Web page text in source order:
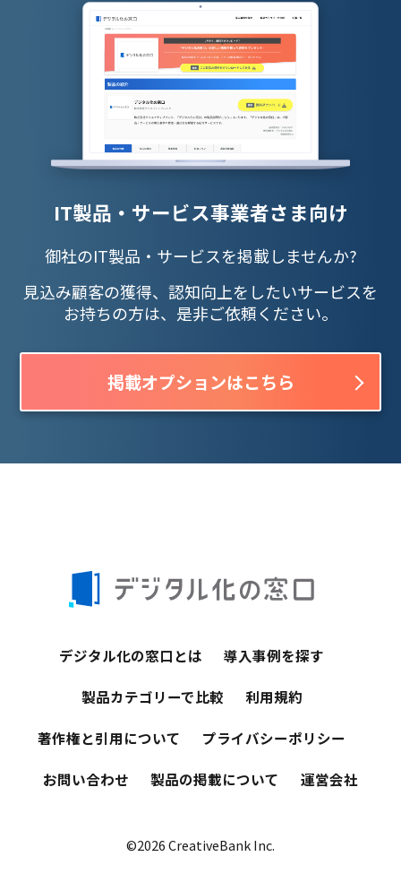
IT製品・サービス事業者さま向け
御社のIT製品・サービスを掲載しませんか?
見込み顧客の獲得、認知向上をしたいサービスを
お持ちの方は、是非ご依頼ください。
掲載オプションはこちら
デジタル化の窓口とは 導入事例を探す
製品カテゴリーで比較 利用規約
著作権と引用について プライバシーポリシー
お問い合わせ 製品の掲載について 運営会社
©2026 CreativeBank Inc.